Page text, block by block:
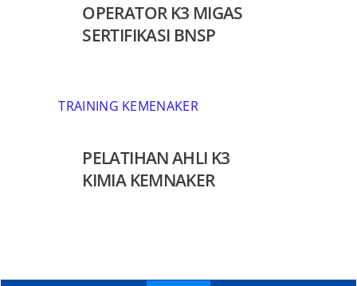
OPERATOR K3 MIGAS
SERTIFIKASI BNSP
TRAINING KEMENAKER
PELATIHAN AHLI K3
KIMIA KEMNAKER